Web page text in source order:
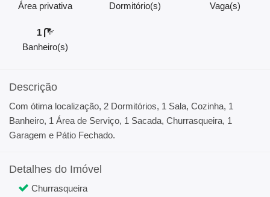
Área privativa
Dormitório(s)
Vaga(s)
1
Banheiro(s)
Descrição
Com ótima localização, 2 Dormitórios, 1 Sala, Cozinha, 1
Banheiro, 1 Área de Serviço, 1 Sacada, Churrasqueira, 1
Garagem e Pátio Fechado.
Detalhes do Imóvel
Churrasqueira